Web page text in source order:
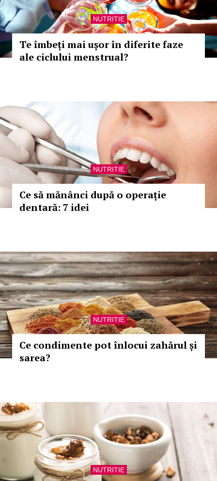
NUTRITIE
Te îmbeți mai ușor în diferite faze
ale ciclului menstrual?
NUTRITIE
Ce să mănânci după o operație
dentară: 7 idei
NUTRITIE
Ce condimente pot înlocui zahărul și
sarea?
NUTRITIE